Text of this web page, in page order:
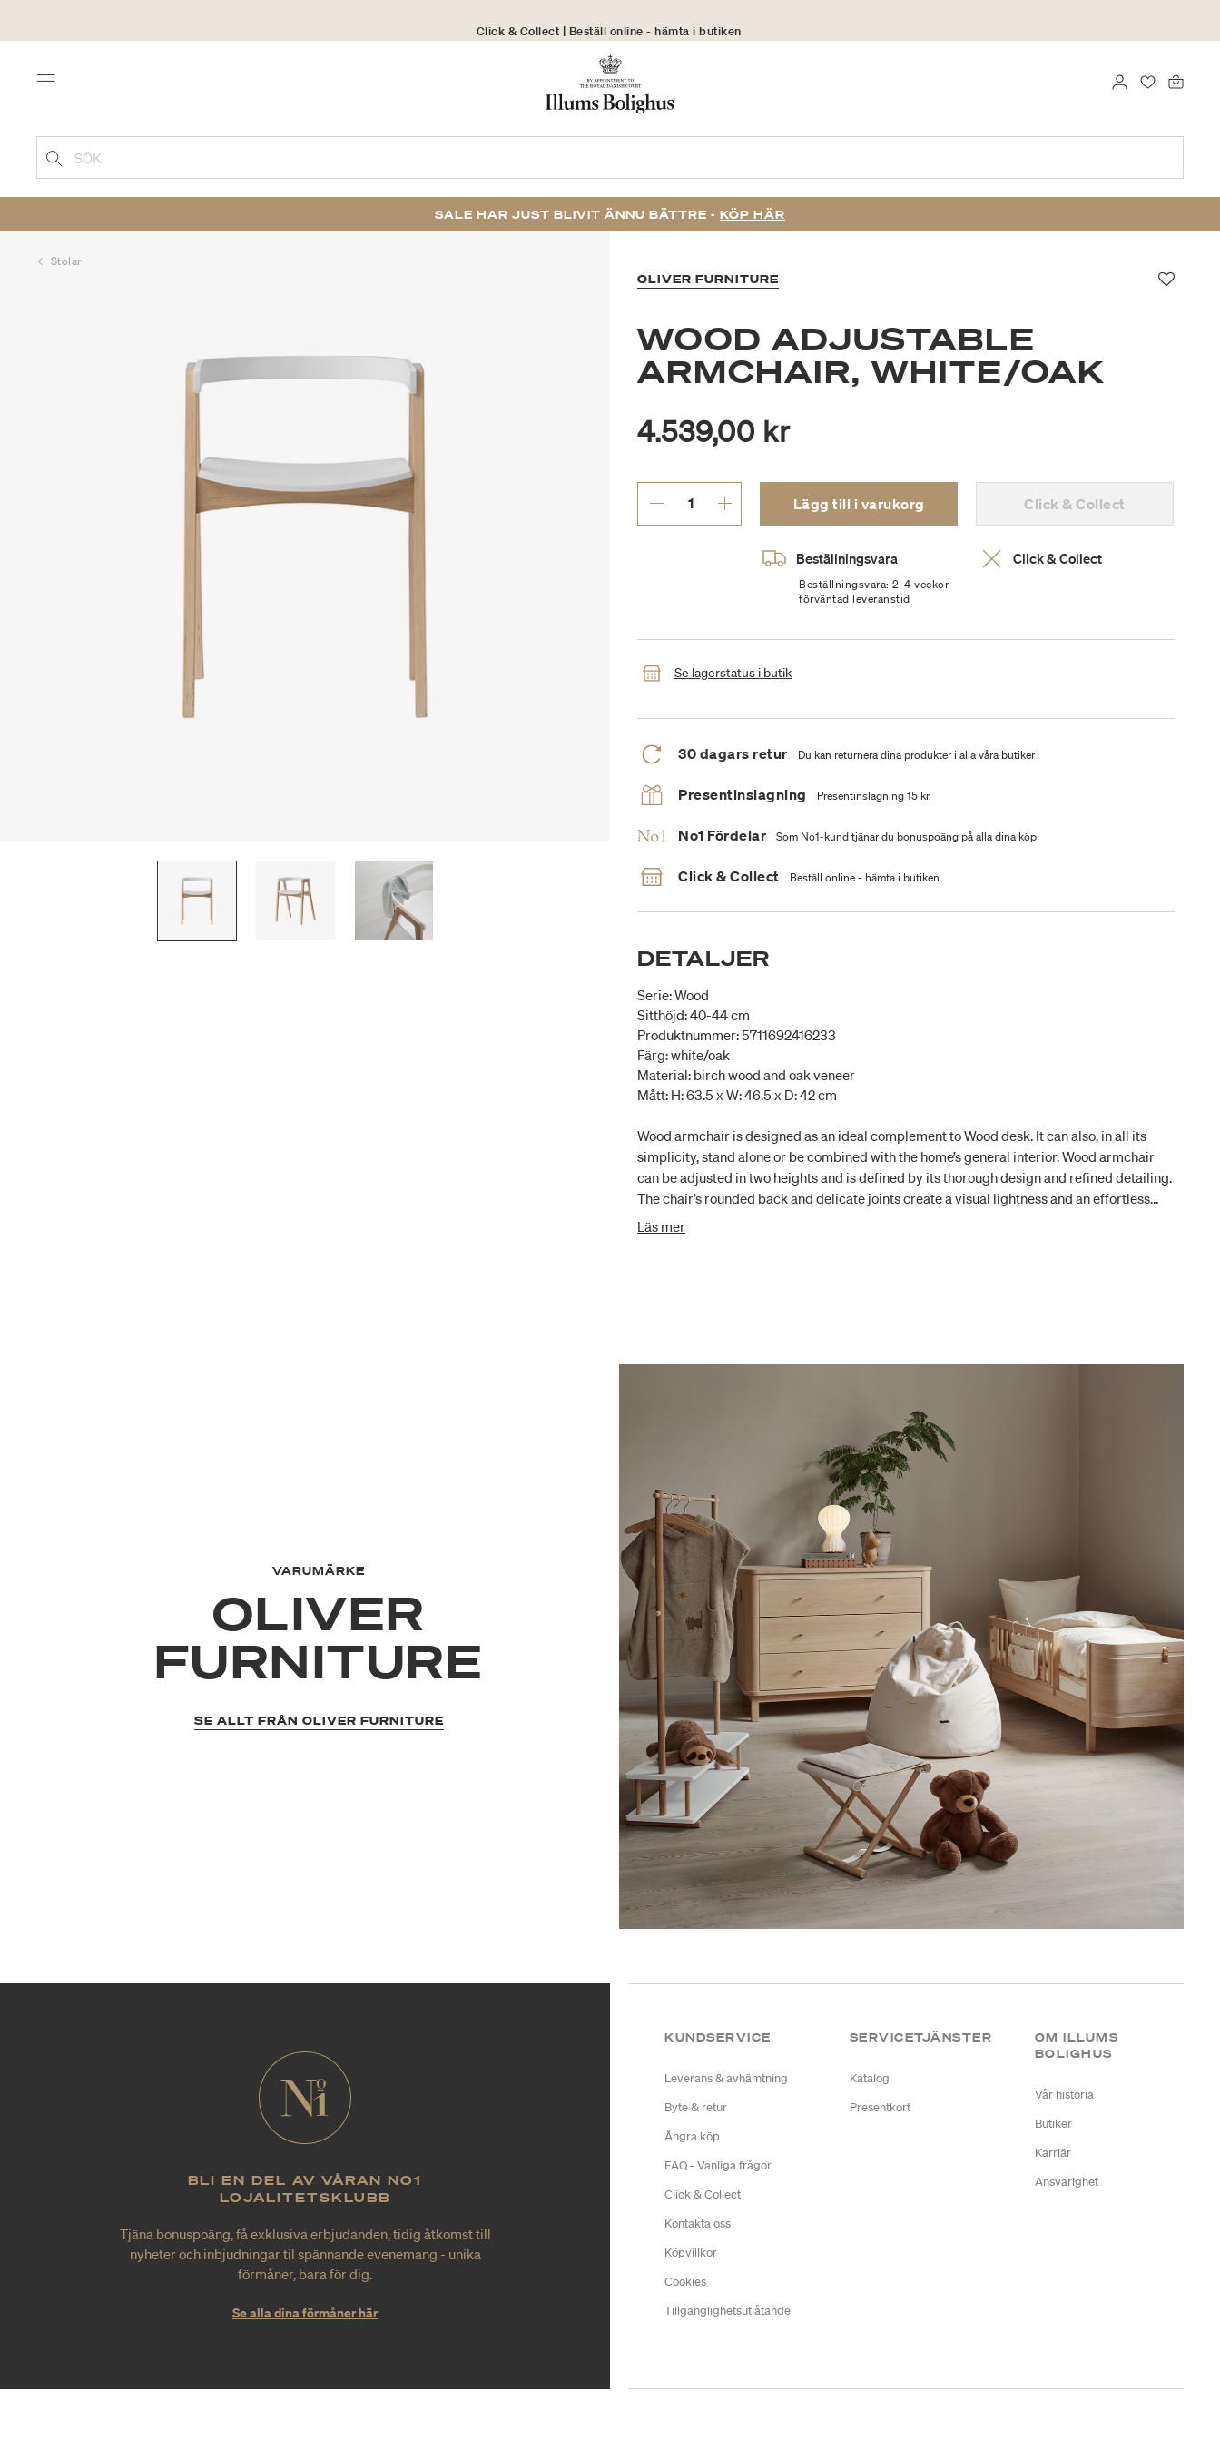
30 dagars returrätt
Menu FAVORITER
LOGGA IN
SÖK
SALE HAR JUST BLIVIT ÄNNU BÄTTRE - KÖP HÄR
Stolar
OLIVER FURNITURE
WOOD ADJUSTABLE
ARMCHAIR, WHITE/OAK
4.539,00 kr
Lägg till i varukorg Click & Collect
Beställningsvara
Beställningsvara: 2-4 veckor
förväntad leveranstid
Click & Collect
Se lagerstatus i butik
30 dagars retur Du kan returnera dina produkter i alla våra butiker
Presentinslagning Presentinslagning 15 kr.
No1 Fördelar Som No1-kund tjänar du bonuspoäng på alla dina köp
Click & Collect Beställ online - hämta i butiken
DETALJER
Serie: Wood
Sitthöjd: 40-44 cm
Produktnummer: 5711692416233
Färg: white/oak
Material: birch wood and oak veneer
Mått: H: 63.5 x W: 46.5 x D: 42 cm
Wood armchair is designed as an ideal complement to Wood desk. It can also, in all its
simplicity, stand alone or be combined with the home’s general interior. Wood armchair
can be adjusted in two heights and is defined by its thorough design and refined detailing.
The chair’s rounded back and delicate joints create a visual lightness and an effortless
expression, while details like the frame’s lightly sloping legs, testify to the high quality of
and comply with European safety standards and norms. The armchair is painted with non-
Läs mer
VARUMÄRKE
OLIVER
FURNITURE
SE ALLT FRÅN OLIVER FURNITURE
BLI EN DEL AV VÅRAN NO1
LOJALITETSKLUBB
Tjäna bonuspoäng, få exklusiva erbjudanden, tidig åtkomst till
nyheter och inbjudningar til spännande evenemang - unika
förmåner, bara för dig.
Se alla dina förmåner här
KUNDSERVICE
Leverans & avhämtning
Byte & retur
Ångra köp
FAQ - Vanliga frågor
Click & Collect
Kontakta oss
Köpvillkor
Cookies
Tillgänglighetsutlåtande
SERVICETJÄNSTER
Katalog
Presentkort
OM ILLUMS
BOLIGHUS
Vår historia
Butiker
Karriär
Ansvarighet